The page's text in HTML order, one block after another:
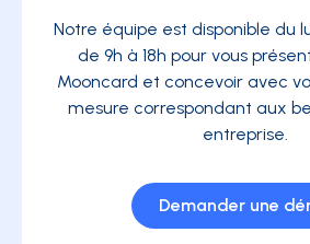
Notre équipe est disponible du
de 9h à 18h pour vous
Mooncard et concevoir avec
mesure correspondant aux
entreprise.
Demander une